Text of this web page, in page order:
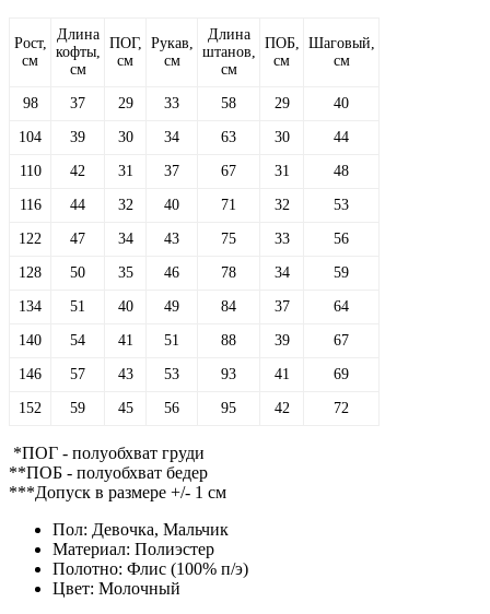
Рост,
см
Длина
кофты,
см
ПОГ,
см
Рукав,
см
Длина
штанов,
см
ПОБ,
см
Шаговый,
см
98 37 29 33 58 29 40
104 39 30 34 63 30 44
110 42 31 37 67 31 48
116 44 32 40 71 32 53
122 47 34 43 75 33 56
128 50 35 46 78 34 59
134 51 40 49 84 37 64
140 54 41 51 88 39 67
146 57 43 53 93 41 69
152 59 45 56 95 42 72
*ПОГ - полуобхват груди
**ПОБ - полуобхват бедер
***Допуск в размере +/- 1 см
Пол: Девочка, Мальчик
Материал: Полиэстер
Полотно: Флис (100% п/э)
Цвет: Молочный